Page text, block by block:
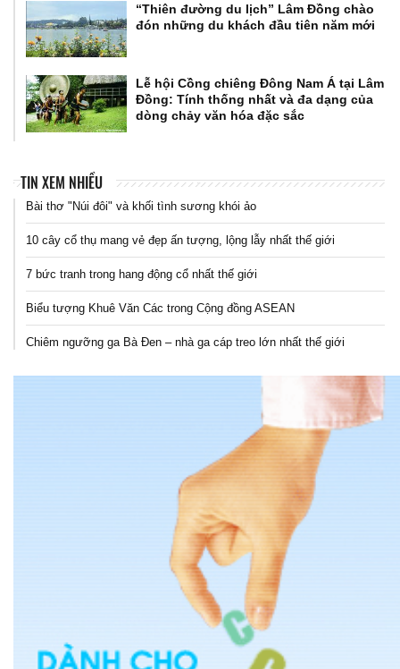
“Thiên đường du lịch” Lâm Đồng chào
đón những du khách đầu tiên năm mới
Lễ hội Cồng chiêng Đông Nam Á tại Lâm
Đồng: Tính thống nhất và đa dạng của
dòng chảy văn hóa đặc sắc
TIN XEM NHIỀU
Bài thơ "Núi đôi" và khối tình sương khói ảo
10 cây cổ thụ mang vẻ đẹp ấn tượng, lộng lẫy nhất thế giới
7 bức tranh trong hang động cổ nhất thế giới
Biểu tượng Khuê Văn Các trong Cộng đồng ASEAN
Chiêm ngưỡng ga Bà Đen – nhà ga cáp treo lớn nhất thế giới